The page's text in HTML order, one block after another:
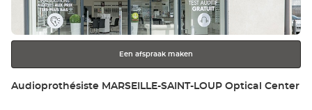
toets
meer
Een afspraak maken
Winkel:
Audioprothésiste MARSEILLE-SAINT-LOUP Optical Center